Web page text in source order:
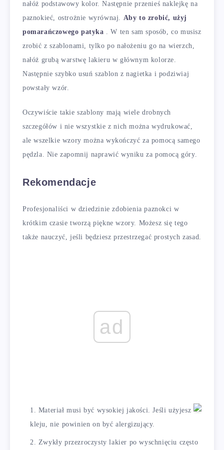
nałóż podstawowy kolor. Następnie przenieś naklejkę na
paznokieć, ostrożnie wyrównaj. Aby to zrobić, użyj
pomarańczowego patyka . W ten sam sposób, co musisz
zrobić z szablonami, tylko po nałożeniu go na wierzch,
nałóż grubą warstwę lakieru w głównym kolorze.
Następnie szybko usuń szablon z nagietka i podziwiaj
powstały wzór.
Oczywiście takie szablony mają wiele drobnych
szczegółów i nie wszystkie z nich można wydrukować,
ale wszelkie wzory można wykończyć za pomocą samego
pędzla. Nie zapomnij naprawić wyniku za pomocą góry.
Rekomendacje
Profesjonaliści w dziedzinie zdobienia paznokci w
krótkim czasie tworzą piękne wzory. Możesz się tego
także nauczyć, jeśli będziesz przestrzegać prostych zasad.
ad
Materiał musi być wysokiej jakości. Jeśli użyjesz
kleju, nie powinien on być alergizujący.
Zwykły przezroczysty lakier po wyschnięciu często